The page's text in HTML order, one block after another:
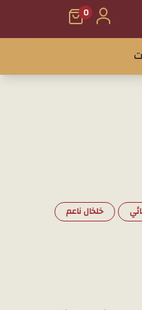
0
خلخال ناعم